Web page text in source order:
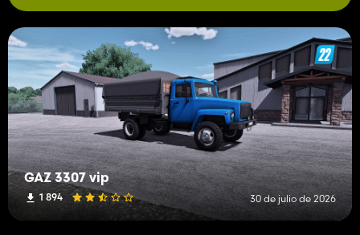
GAZ 3307 vip
1 894 30 de julio de 2026